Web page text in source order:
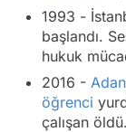
1993 -
başlandı.
hukuk
2016 -
öğrenci
çalışan öldü.